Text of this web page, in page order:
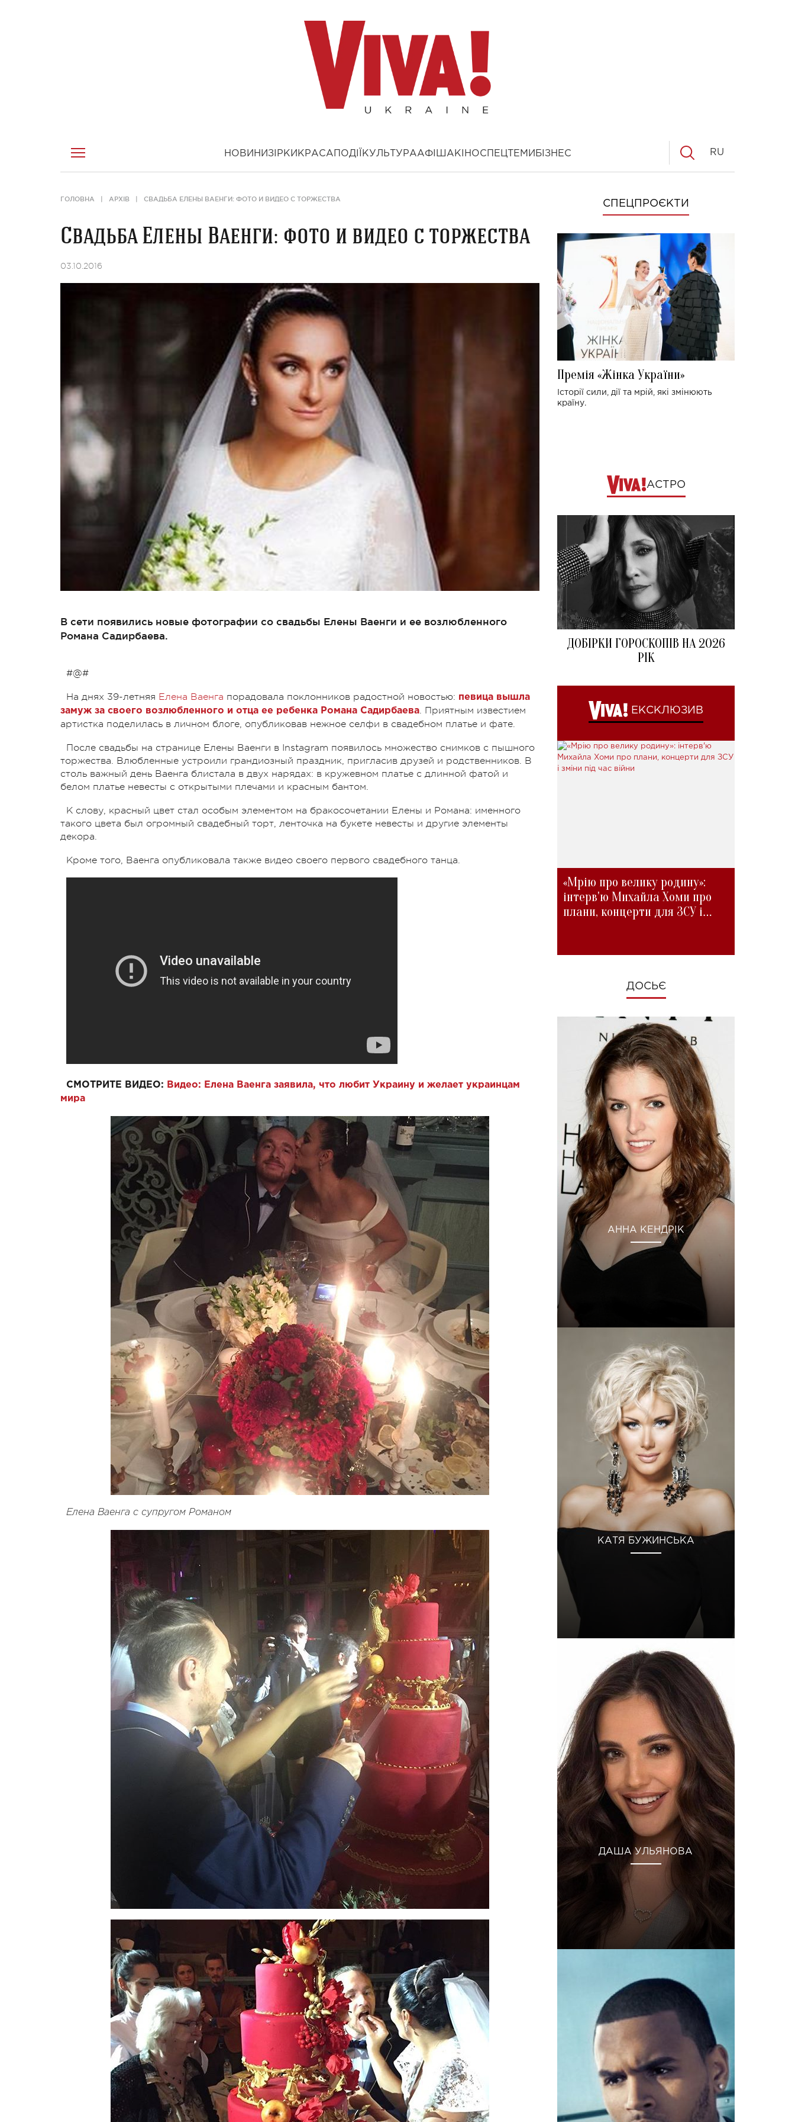
НОВИНИ ЗІРКИ КРАСА ПОДІЇ КУЛЬТУРААФІША КІНОСПЕЦТЕМИ БІЗНЕС RU
ГОЛОВНА АРХІВ СВАДЬБА ЕЛЕНЫ ВАЕНГИ: ФОТО И ВИДЕО С ТОРЖЕСТВА
Свадьба Елены Ваенги: фото и видео с торжества
03.10.2016
В сети появились новые фотографии со свадьбы Елены Ваенги и ее возлюбленного
Романа Садирбаева.
#@#
На днях 39-летняя Елена Ваенга порадовала поклонников радостной новостью: певица вышла
замуж за своего возлюбленного и отца ее ребенка Романа Садирбаева. Приятным известием
артистка поделилась в личном блоге, опубликовав нежное селфи в свадебном платье и фате.
После свадьбы на странице Елены Ваенги в Instagram появилось множество снимков с пышного
торжества. Влюбленные устроили грандиозный праздник, пригласив друзей и родственников. В
столь важный день Ваенга блистала в двух нарядах: в кружевном платье с длинной фатой и
белом платье невесты с открытыми плечами и красным бантом.
К слову, красный цвет стал особым элементом на бракосочетании Елены и Романа: именного
такого цвета был огромный свадебный торт, ленточка на букете невесты и другие элементы
декора.
Кроме того, Ваенга опубликовала также видео своего первого свадебного танца.
СМОТРИТЕ ВИДЕО: Видео: Елена Ваенга заявила, что любит Украину и желает украинцам
мира
Елена Ваенга с супругом Романом
СПЕЦПРОЄКТИ
Премія «Жінка України»
Історії сили, дії та мрій, які змінюють
країну.
АСТРО
ДОБІРКИ ГОРОСКОПІВ НА 2026
РІК
ЕКСКЛЮЗИВ
«Мрію про велику родину»:
інтерв'ю Михайла Хоми про
плани, концерти для ЗСУ і
ДОСЬЄ
АННА КЕНДРІК
КАТЯ БУЖИНСЬКА
ДАША УЛЬЯНОВА